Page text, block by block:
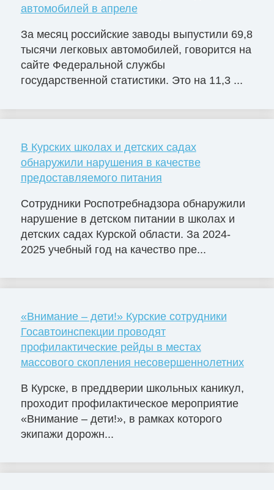
автомобилей в апреле
За месяц российские заводы выпустили 69,8
тысячи легковых автомобилей, говорится на
сайте Федеральной службы
государственной статистики. Это на 11,3 ...
В Курских школах и детских садах
обнаружили нарушения в качестве
предоставляемого питания
Сотрудники Роспотребнадзора обнаружили
нарушение в детском питании в школах и
детских садах Курской области. За 2024-
2025 учебный год на качество пре...
«Внимание – дети!» Курские сотрудники
Госавтоинспекции проводят
профилактические рейды в местах
массового скопления несовершеннолетних
В Курске, в преддверии школьных каникул,
проходит профилактическое мероприятие
«Внимание – дети!», в рамках которого
экипажи дорожн...